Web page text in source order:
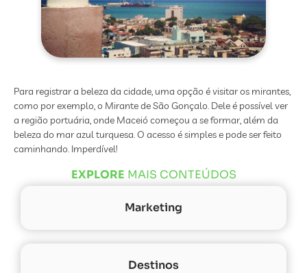
Para registrar a beleza da cidade, uma opção é visitar os mirantes,
como por exemplo, o Mirante de São Gonçalo. Dele é possível ver
a região portuária, onde Maceió começou a se formar, além da
beleza do mar azul turquesa. O acesso é simples e pode ser feito
caminhando. Imperdível!
EXPLORE MAIS CONTEÚDOS
Marketing
Destinos